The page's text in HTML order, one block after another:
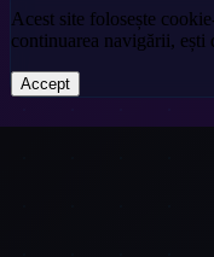
Acest site folosește
continuarea navigării, ești
Accept